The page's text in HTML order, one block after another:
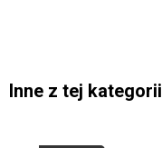
Inne z tej kategorii